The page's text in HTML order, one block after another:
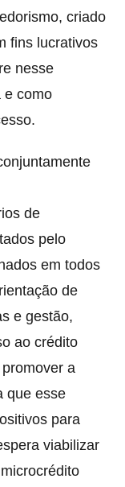
criado
fins lucrativos
nesse
e como
de
pelo
em todos
de
e gestão,
ao crédito
a
que esse
para
viabilizar